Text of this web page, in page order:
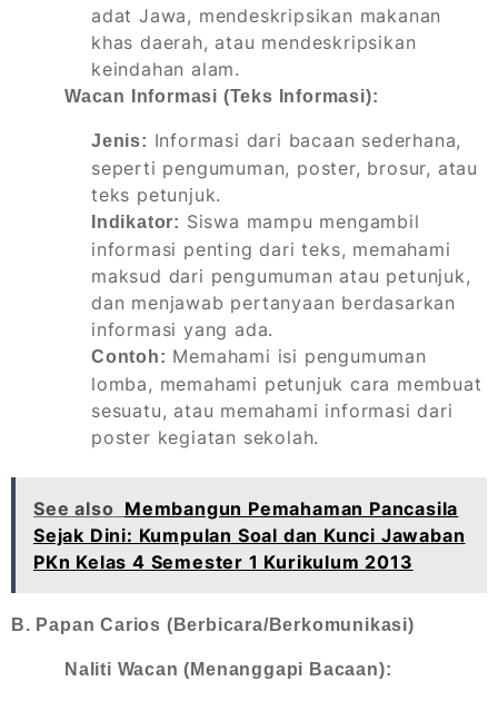
adat Jawa, mendeskripsikan makanan
khas daerah, atau mendeskripsikan
keindahan alam.
Wacan Informasi (Teks Informasi):
Jenis: Informasi dari bacaan sederhana,
seperti pengumuman, poster, brosur, atau
teks petunjuk.
Indikator: Siswa mampu mengambil
informasi penting dari teks, memahami
maksud dari pengumuman atau petunjuk,
dan menjawab pertanyaan berdasarkan
informasi yang ada.
Contoh: Memahami isi pengumuman
lomba, memahami petunjuk cara membuat
sesuatu, atau memahami informasi dari
poster kegiatan sekolah.
See also Membangun Pemahaman Pancasila
Sejak Dini: Kumpulan Soal dan Kunci Jawaban
PKn Kelas 4 Semester 1 Kurikulum 2013
B. Papan Carios (Berbicara/Berkomunikasi)
Naliti Wacan (Menanggapi Bacaan):